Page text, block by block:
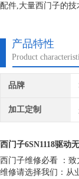
配件,大量西门子的
产品特性
Product
品牌
加工定制
西门子6SN1118驱动
西门子维修必看 ：
维修请选择我们：从